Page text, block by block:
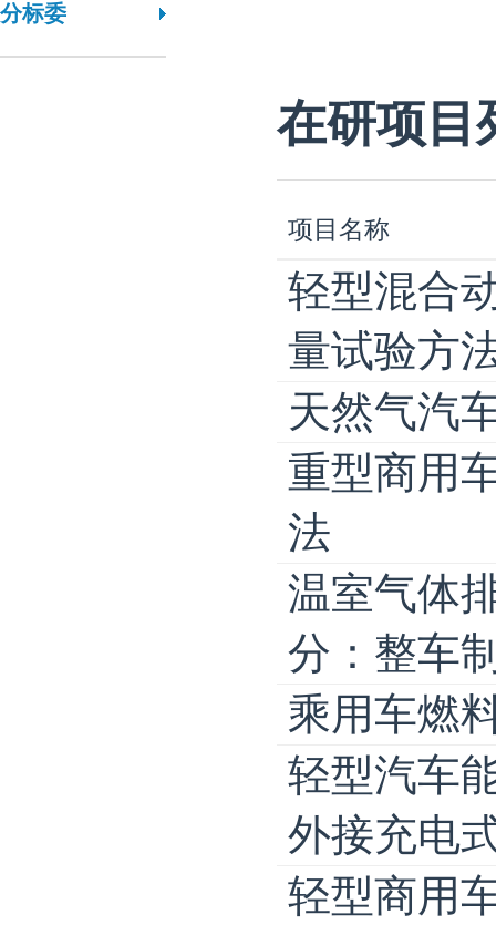
分标委
在研项目
项目名称
轻型混合
量试验方
天然气汽
重型商用
法
温室气体
分：整车
乘用车燃
轻型汽车
外接充电
轻型商用